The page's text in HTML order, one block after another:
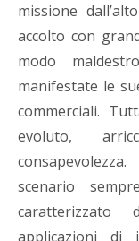
missione
accolto con
modo
manifestate le
commerciali.
evoluto,
scenario
caratterizzato
applicazioni di